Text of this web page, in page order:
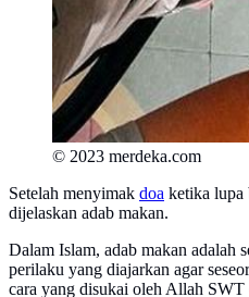
© 2023 merdeka.com
Setelah menyimak doa ketika lupa
dijelaskan adab makan.
Dalam Islam, adab makan adalah
perilaku yang diajarkan agar
cara yang disukai oleh Allah SWT